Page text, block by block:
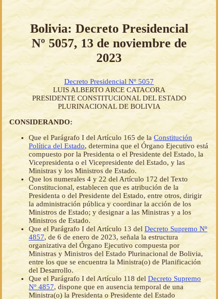
Bolivia: Decreto Presidencial
Nº 5057, 13 de noviembre de
2023
Decreto Presidencial Nº 5057
LUIS ALBERTO ARCE CATACORA
PRESIDENTE CONSTITUCIONAL DEL ESTADO
PLURINACIONAL DE BOLIVIA
CONSIDERANDO:
Que el Parágrafo I del Artículo 165 de la Constitución
Política del Estado, determina que el Órgano Ejecutivo está
compuesto por la Presidenta o el Presidente del Estado, la
Vicepresidenta o el Vicepresidente del Estado, y las
Ministras y los Ministros de Estado.
Que los numerales 4 y 22 del Artículo 172 del Texto
Constitucional, establecen que es atribución de la
Presidenta o del Presidente del Estado, entre otros, dirigir
la administración pública y coordinar la acción de los
Ministros de Estado; y designar a las Ministras y a los
Ministros de Estado.
Que el Parágrafo I del Artículo 13 del Decreto Supremo Nº
4857, de 6 de enero de 2023, señala la estructura
organizativa del Órgano Ejecutivo compuesta por
Ministras y Ministros del Estado Plurinacional de Bolivia,
entre los que se encuentra la Ministra(o) de Planificación
del Desarrollo.
Que el Parágrafo I del Artículo 118 del Decreto Supremo
Nº 4857, dispone que en ausencia temporal de una
Ministra(o) la Presidenta o Presidente del Estado